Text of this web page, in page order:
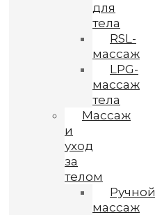
для
тела
RSL-
массаж
LPG-
массаж
тела
Массаж
и
уход
за
телом
Ручной
массаж